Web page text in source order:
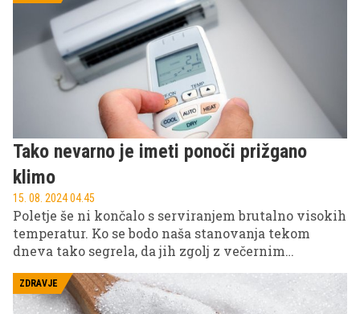
Tako nevarno je imeti ponoči prižgano
klimo
15. 08. 2024 04.45
Poletje še ni končalo s serviranjem brutalno visokih
temperatur. Ko se bodo naša stanovanja tekom
dneva tako segrela, da jih zgolj z večernim
zračenjem ne bomo mogli ohladiti, bomo vsi
razmišljali o prižigu klime. A kako (ne)varna je ta
odločitev za naše zdravje?
ZDRAVJE